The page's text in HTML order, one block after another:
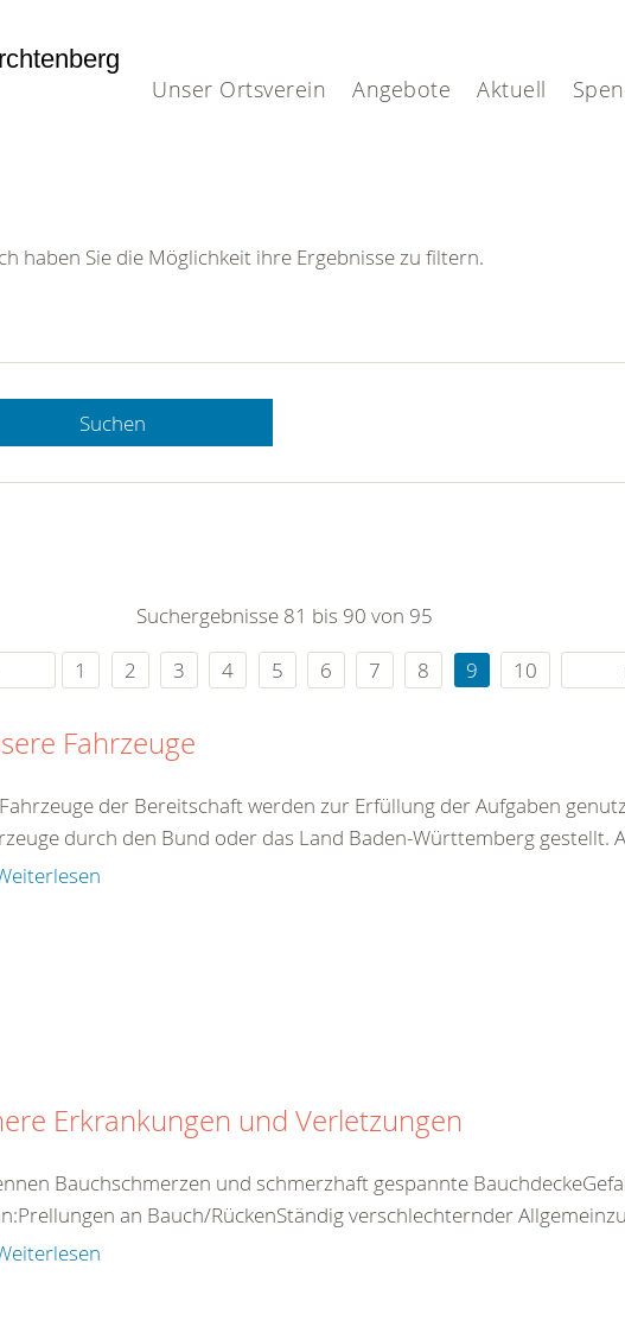
Unser Ortsverein Angebote Aktuell
die Uhr
haben Sie die Möglichkeit ihre Ergebnisse zu filtern.
Suchen
Suchergebnisse 81 bis 90 von 95
1 2 3 4 5 6 7 8 9 10
Fahrzeuge
der Bereitschaft werden zur Erfüllung der Aufgaben
durch den Bund oder das Land Baden-Württemberg gestellt.
Erkrankungen und Verletzungen
Bauchschmerzen und schmerzhaft gespannte
an Bauch/RückenStändig verschlechternder